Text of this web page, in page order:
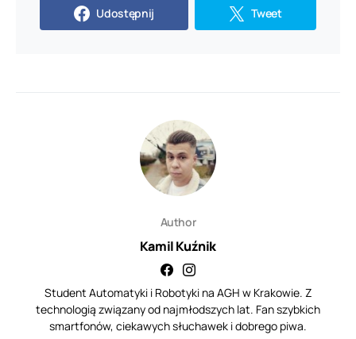
Udostępnij Tweet
Author
Kamil Kuźnik
Student Automatyki i Robotyki na AGH w Krakowie. Z
technologią związany od najmłodszych lat. Fan szybkich
smartfonów, ciekawych słuchawek i dobrego piwa.